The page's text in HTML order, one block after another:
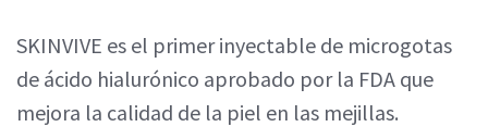
SKINVIVE es el primer inyectable de microgotas
de ácido hialurónico aprobado por la FDA que
mejora la calidad de la piel en las mejillas.